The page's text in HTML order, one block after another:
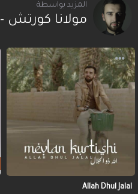
المزيد بواسطة
مولانا كورتش - Mevlan Kurtishi
Allah Dhul Jalal